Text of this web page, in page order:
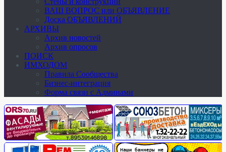
ВАШ ВОПРОС или ОБЪЯВЛЕНИЕ
Доска ОБЪЯВЛЕНИЙ
АРХИВЫ
Архив новостей
Архив опросов
ПОИСК
ИМХОДОМ
Правила Сообщества
Бизнес-интеграция
Форма связи с Админами